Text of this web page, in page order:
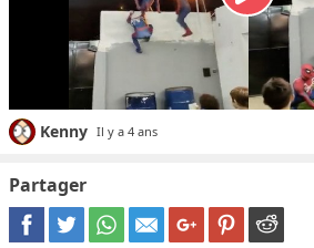
Kenny Il y a 4 ans
Partager